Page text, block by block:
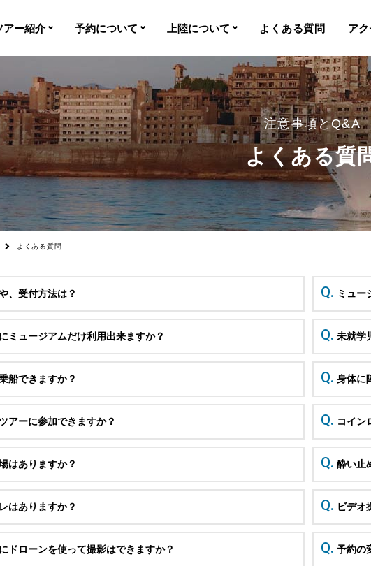
アー紹介
場所
島デジタルミュ
アム
アマップ
の様子
ー行程
ド紹介
予約について
予約特典・サービス
注意事項
誓約書
カスタマーハラスメ
ントについて
キャンセル
旅行会社
客様
予約済みのお客様
上陸について
上陸基準
上陸不可時
欠航時
よくある質問 ア
常盤
注意事項とQ&A
よくある質
よくある質問
、受付方法は？ ミュー
ミュージアムだけ利用出来ますか？ 未就学
船できますか？ 身体に
アーに参加できますか？ コイン
はありますか？ 酔い止
はありますか？ ビデオ
ドローンを使って撮影はできますか？ 予約の